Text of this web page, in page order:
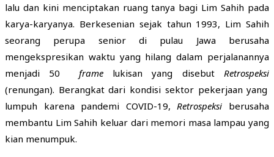
lalu dan kini menciptakan ruang tanya bagi Lim Sahih pada
karya-karyanya. Berkesenian sejak tahun 1993, Lim Sahih
seorang perupa senior di pulau Jawa berusaha
mengekspresikan waktu yang hilang dalam perjalanannya
menjadi 50 framelukisan yang disebut Retrospeksi
(renungan). Berangkat dari kondisi sektor pekerjaan yang
lumpuh karena pandemi COVID-19, Retrospeksi berusaha
membantu Lim Sahih keluar dari memori masa lampau yang
kian menumpuk.